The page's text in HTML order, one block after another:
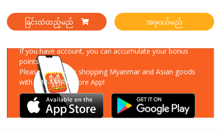
ခြင်းထဲထည့်မည် အခုဝယ်မည်
If you have account, you can accumulate your bonus
points!
Please enjoy your shopping Myanmar and Asian goods
with MM-MART Store App!